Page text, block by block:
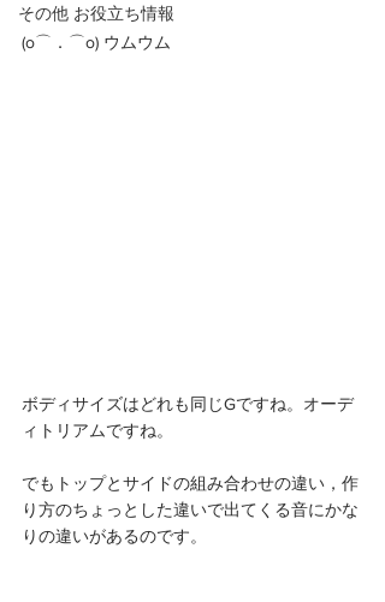
その他 お役立ち情報
(o⌒．⌒o) ウムウム
ボディサイズはどれも同じGですね。オーデ
ィトリアムですね。
でもトップとサイドの組み合わせの違い，作
り方のちょっとした違いで出てくる音にかな
りの違いがあるのです。